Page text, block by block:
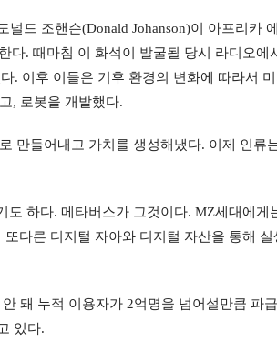
드 조핸슨(Donald Johanson)이 아프리카 에
다. 때마침 이 화석이 발굴될 당시 라디오에
. 이후 이들은 기후 환경의 변화에 따라서 미
, 로봇을 개발했다.
만들어내고 가치를 생성해냈다. 이제 인류
도 하다. 메타버스가 그것이다. MZ세대에게
다른 디지털 자아와 디지털 자산을 통해 실
돼 누적 이용자가 2억명을 넘어설만큼 파
있다.